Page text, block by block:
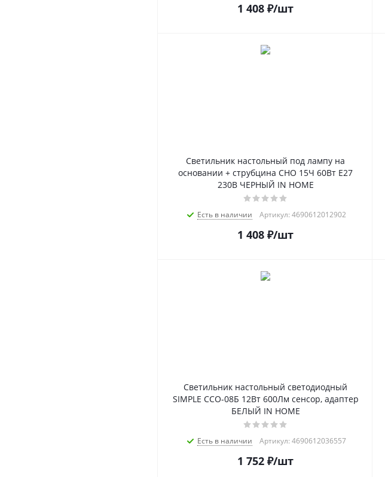
1 408 ₽/шт
Светильник настольный под лампу на
основании + струбцина СНО 15Ч 60Вт E27
230В ЧЕРНЫЙ IN HOME
Есть в наличии Артикул: 4690612012902
1 408 ₽/шт
Светильник настольный светодиодный
SIMPLE ССО-08Б 12Вт 600Лм сенсор, адаптер
БЕЛЫЙ IN HOME
Есть в наличии Артикул: 4690612036557
1 752 ₽/шт